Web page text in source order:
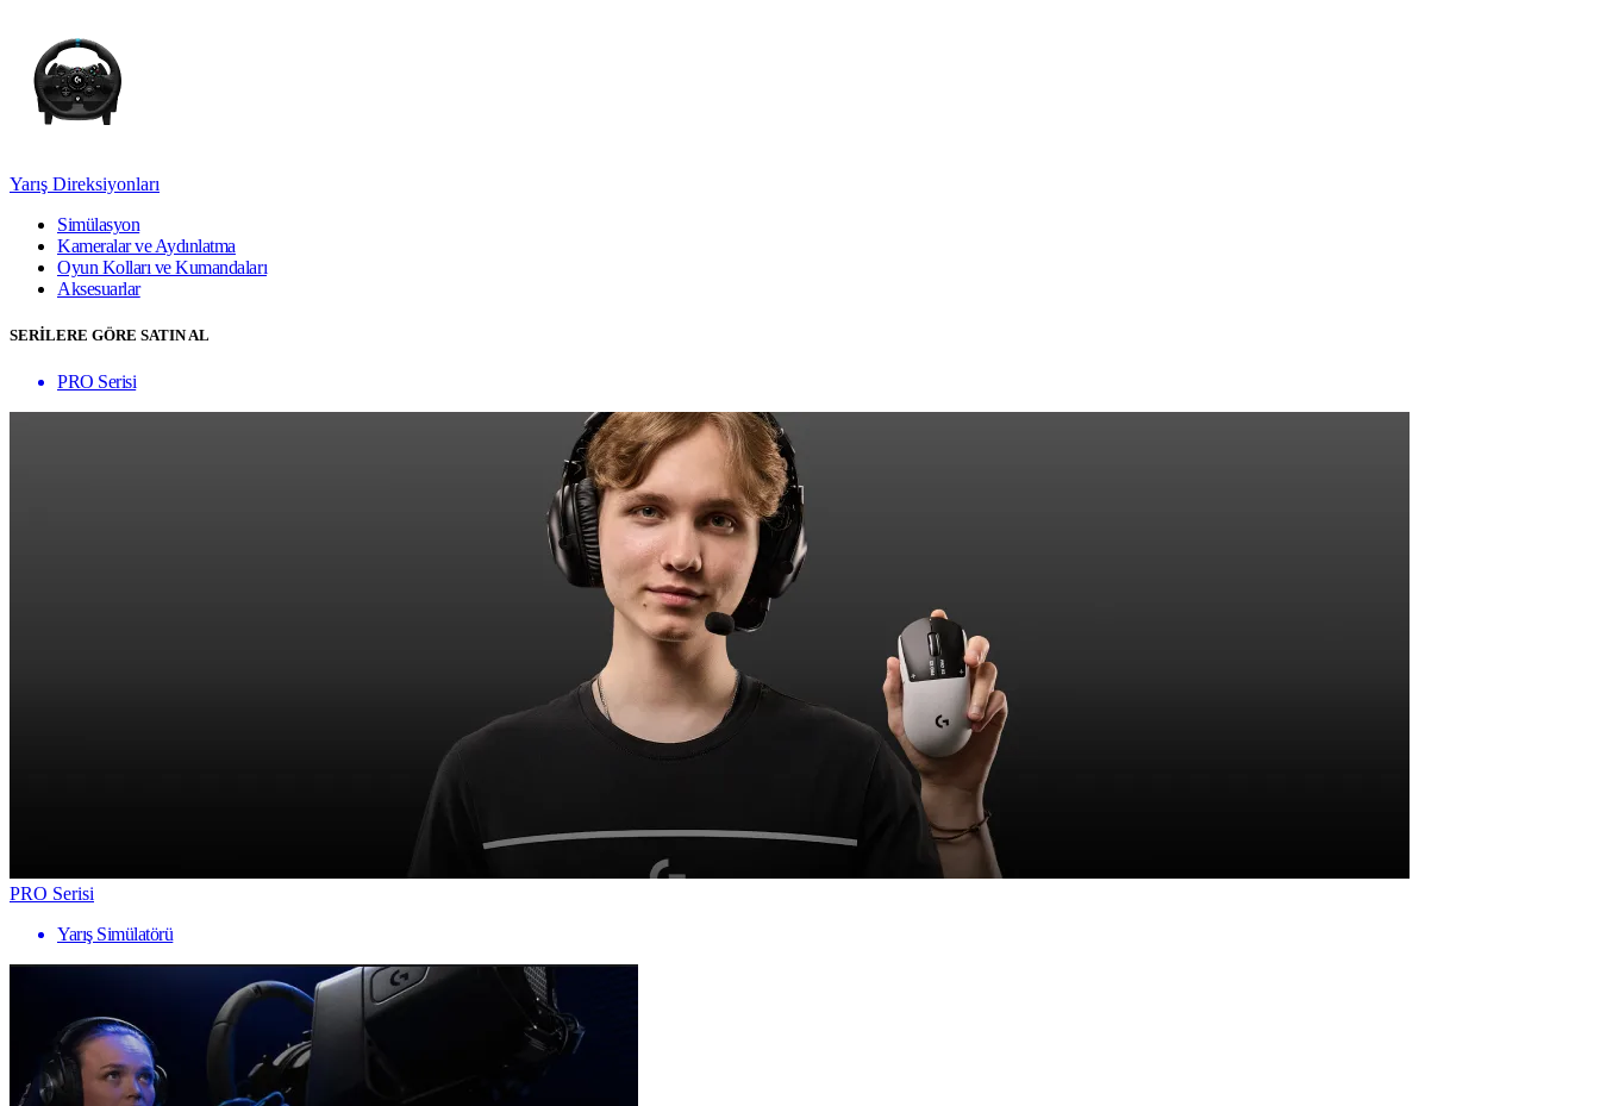
Yarış Direksiyonları
Simülasyon
Kameralar ve Aydınlatma
Oyun Kolları ve Kumandaları
Aksesuarlar
SERİLERE GÖRE SATIN AL
PRO Serisi
PRO Serisi
Yarış Simülatörü